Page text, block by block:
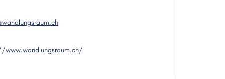
www.wandlungsraum.ch/